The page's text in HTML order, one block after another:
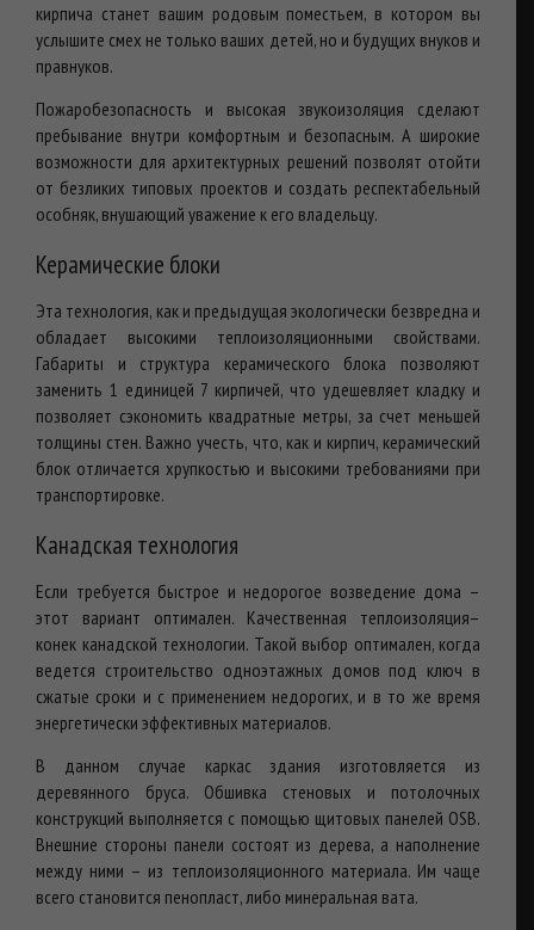
кирпича станет вашим родовым поместьем, в котором вы
услышите смех не только ваших детей, но и будущих внуков и
правнуков.
Пожаробезопасность и высокая звукоизоляция сделают
пребывание внутри комфортным и безопасным. А широкие
возможности для архитектурных решений позволят отойти
от безликих типовых проектов и создать респектабельный
особняк, внушающий уважение к его владельцу.
Керамические блоки
Эта технология, как и предыдущая экологически безвредна и
обладает высокими теплоизоляционными свойствами.
Габариты и структура керамического блока позволяют
заменить 1 единицей 7 кирпичей, что удешевляет кладку и
позволяет сэкономить квадратные метры, за счет меньшей
толщины стен. Важно учесть, что, как и кирпич, керамический
блок отличается хрупкостью и высокими требованиями при
транспортировке.
Канадская технология
Если требуется быстрое и недорогое возведение дома –
этот вариант оптимален. Качественная теплоизоляция–
конек канадской технологии. Такой выбор оптимален, когда
ведется строительство одноэтажных домов под ключ в
сжатые сроки и с применением недорогих, и в то же время
энергетически эффективных материалов.
В данном случае каркас здания изготовляется из
деревянного бруса. Обшивка стеновых и потолочных
конструкций выполняется с помощью щитовых панелей OSB.
Внешние стороны панели состоят из дерева, а наполнение
между ними – из теплоизоляционного материала. Им чаще
всего становится пенопласт, либо минеральная вата.